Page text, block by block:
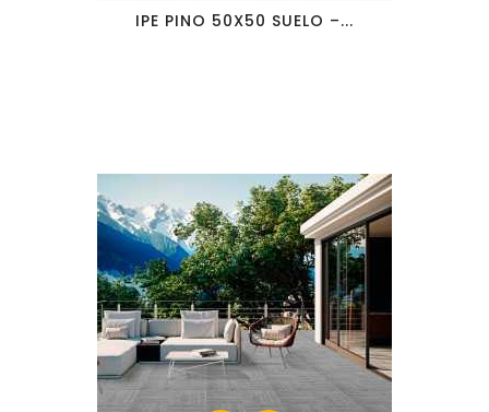
IPE PINO 50X50 SUELO –...